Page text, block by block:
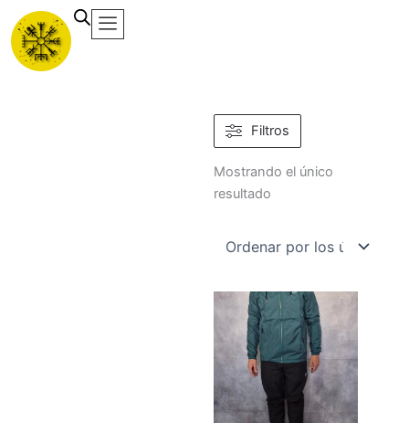
contenido
Filtros
Mostrando el único
resultado
Este
producto
tiene
múltiples
variantes.
Las